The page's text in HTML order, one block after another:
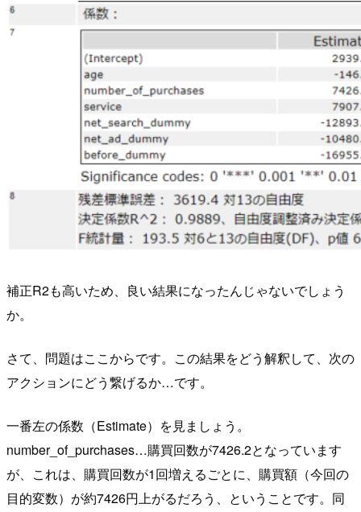
補正R2も高いため、良い結果になったんじゃないでしょう
か。
さて、問題はここからです。この結果をどう解釈して、次の
アクションにどう繋げるか…です。
一番左の係数（Estimate）を見ましょう。
number_of_purchases…購買回数が7426.2となっています
が、これは、購買回数が1回増えるごとに、購買額（今回の
目的変数）が約7426円上がるだろう、ということです。同